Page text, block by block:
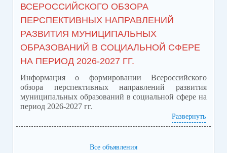
восстановления прав
участников специальной
военной операции 14.05.2026
запланировано проведение
личного приема участников
СВО и членов их семей!
ВСЕРОССИЙСКОГО ОБЗОРА
ПЕРСПЕКТИВНЫХ НАПРАВЛЕНИЙ
РАЗВИТИЯ МУНИЦИПАЛЬНЫХ
ОБРАЗОВАНИЙ В СОЦИАЛЬНОЙ СФЕРЕ
НА ПЕРИОД 2026-2027 ГГ.
Информация о формировании Всероссийского
обзора перспективных направлений развития
муниципальных образований в социальной сфере на
период 2026-2027 гг.
Приложение обзор перспектив.pdf(скачать)
Развернуть
Все объявления